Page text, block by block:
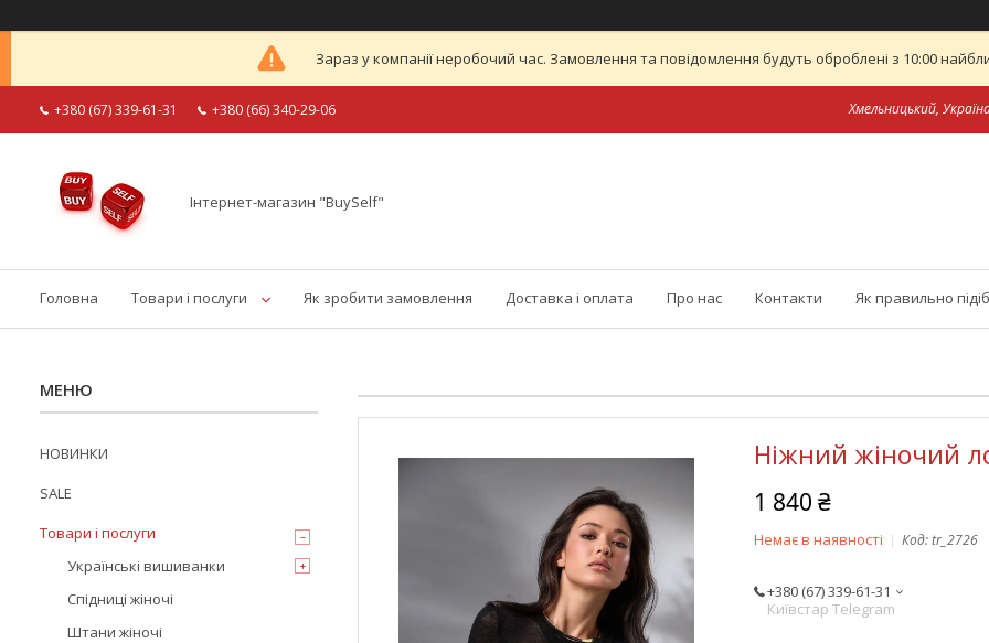
Зараз у компанії неробочий час. Замовлення та повідомлення будуть оброблені з 10:00
+380 (67) 339-61-31 +380 (66) 340-29-06 Хмельницький,
Інтернет-магазин "BuySelf"
Головна Товари і послуги Як зробити замовлення Доставка і оплата Про нас Контакти Як правильно
Ніжний жіночий
1 840 ₴
Немає в наявності Код:tr_2726
+380 (67) 339-61-31
Київстар Telegram
НОВИНКИ
SALE
Товари і послуги
Українські вишиванки
Спідниці жіночі
Штани жіночі